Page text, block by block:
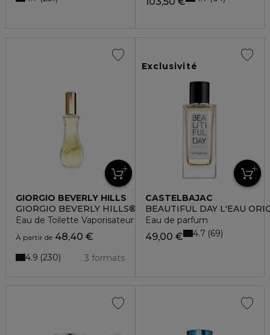
GIORGIO BEVERLY HILLS
GIORGIO BEVERLY HILLS®
Eau de Toilette Vaporisateur
À partir de 48,40 €
3 formats
4.9 230
Exclusivité
CASTELBAJAC
BEAUTIFUL DAY L'EAU
Eau de parfum
49,00 € 4.7 69